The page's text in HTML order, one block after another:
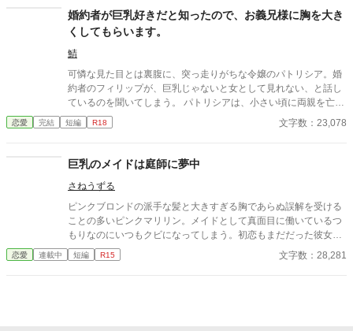
婚約者が巨乳好きだと知ったので、お義兄様に胸を大き
くしてもらいます。
鯖
可憐な見た目とは裏腹に、突っ走りがちな令嬢のパトリシア。婚
約者のフィリップが、巨乳じゃないと女として見れない、と話し
ているのを聞いてしまう。 パトリシアは、小さい頃に両親を亡く
し、母の弟である伯爵家で、本当の娘の様に育てられた。お世話
になった家族の為にも、幸せな結婚生活を送らねばならないと、
恋愛 完結 短編 R18 文字数：23,078
巨乳のメイドは庭師に夢中
さねうずる
ピンクブロンドの派手な髪と大きすぎる胸であらぬ誤解を受ける
ことの多いピンクマリリン。メイドとして真面目に働いているつ
もりなのにいつもクビになってしまう。初恋もまだだった彼女が
やっとの思いで雇ってもらえたお屋敷にいたのは、大きくて無口
な庭師のエバンスさん。彼のことが気になる彼女は、、、、
恋愛 連載中 短編 R15 文字数：28,281